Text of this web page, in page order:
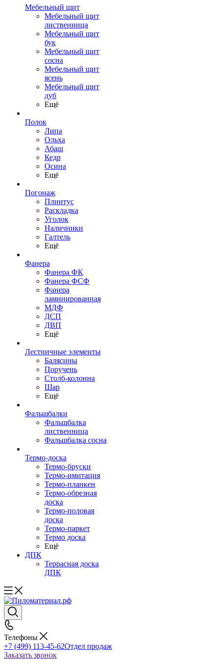
Мебельный щит
Мебельный щит
лиственница
Мебельный щит
бук
Мебельный щит
сосна
Мебельный щит
ясень
Мебельный щит
дуб
Ещё
Полок
Липа
Ольха
Абаш
Кедр
Осина
Ещё
Погонаж
Плинтус
Раскладка
Уголок
Наличники
Галтель
Ещё
Фанера
Фанера ФК
Фанера ФСФ
Фанера
ламинированная
МДФ
ДСП
ДВП
Ещё
Лестничные элементы
Балясины
Поручень
Столб-колонна
Шар
Ещё
Фальшбалки
Фальшбалка
лиственница
Фальшбалка сосна
Термо-доска
Термо-бруски
Термо-имитация
Термо-планкен
Термо-обрезная
доска
Термо-половая
доска
Термо-паркет
Термо доска
Ещё
ДПК
Террасная доска
ДПК
Телефоны
+7 (499) 113-45-62Отдел продаж
Заказать звонок